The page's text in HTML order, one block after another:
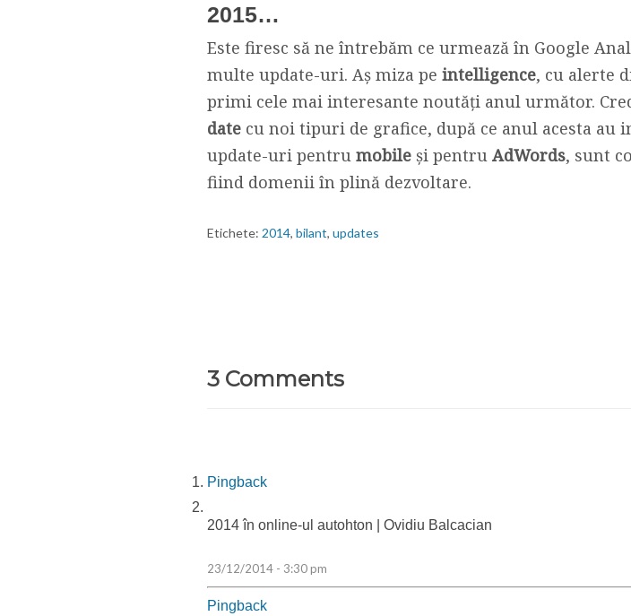
2015…
Este firesc să ne întrebăm ce urmează în Google
multe update-uri. Aș miza pe intelligence, cu alerte
primi cele mai interesante noutăți anul următor.
date cu noi tipuri de grafice, după ce anul acesta au
update-uri pentru mobile și pentru AdWords, sunt
fiind domenii în plină dezvoltare.
Etichete: 2014, bilant, updates
3 Comments
Pingback
2014 în online-ul autohton | Ovidiu Balcacian
23/12/2014 - 3:30 pm
Pingback